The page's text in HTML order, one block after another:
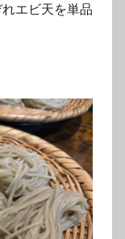
エビ天を単品